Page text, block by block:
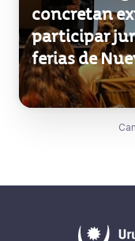
Exportaciones
Marcas
concretan
participar
ferias de